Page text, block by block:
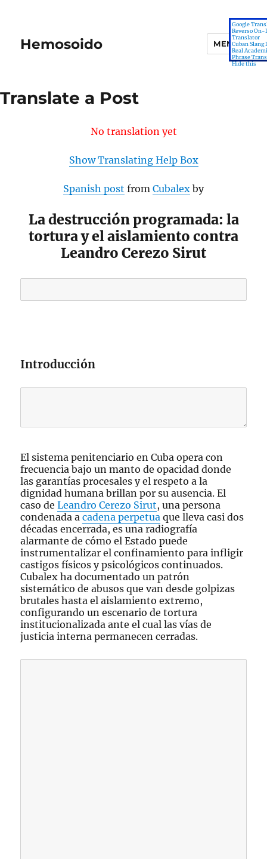
Hemosoido MENU
Translate a Post
No translation yet
Show Translating Help Box
Spanish post from Cubalex by
La destrucción programada: la
tortura y el aislamiento contra
Leandro Cerezo Sirut
Introducción
El sistema penitenciario en Cuba opera con
frecuencia bajo un manto de opacidad donde
las garantías procesales y el respeto a la
dignidad humana brillan por su ausencia. El
caso deLeandro Cerezo Sirut, una persona
condenada acadena perpetua que lleva casi dos
décadas encerrada, es una radiografía
alarmante de cómo el Estado puede
instrumentalizar el confinamiento para infligir
castigos físicos y psicológicos continuados.
Cubalex ha documentado un patrón
sistemático de abusos que van desde golpizas
brutales hasta el aislamiento extremo,
configurando un escenario de tortura
institucionalizada ante el cual las vías de
justicia interna permanecen cerradas.
Google
Reverso On-
Translator
Cuban
Real
Phrase
Hide this